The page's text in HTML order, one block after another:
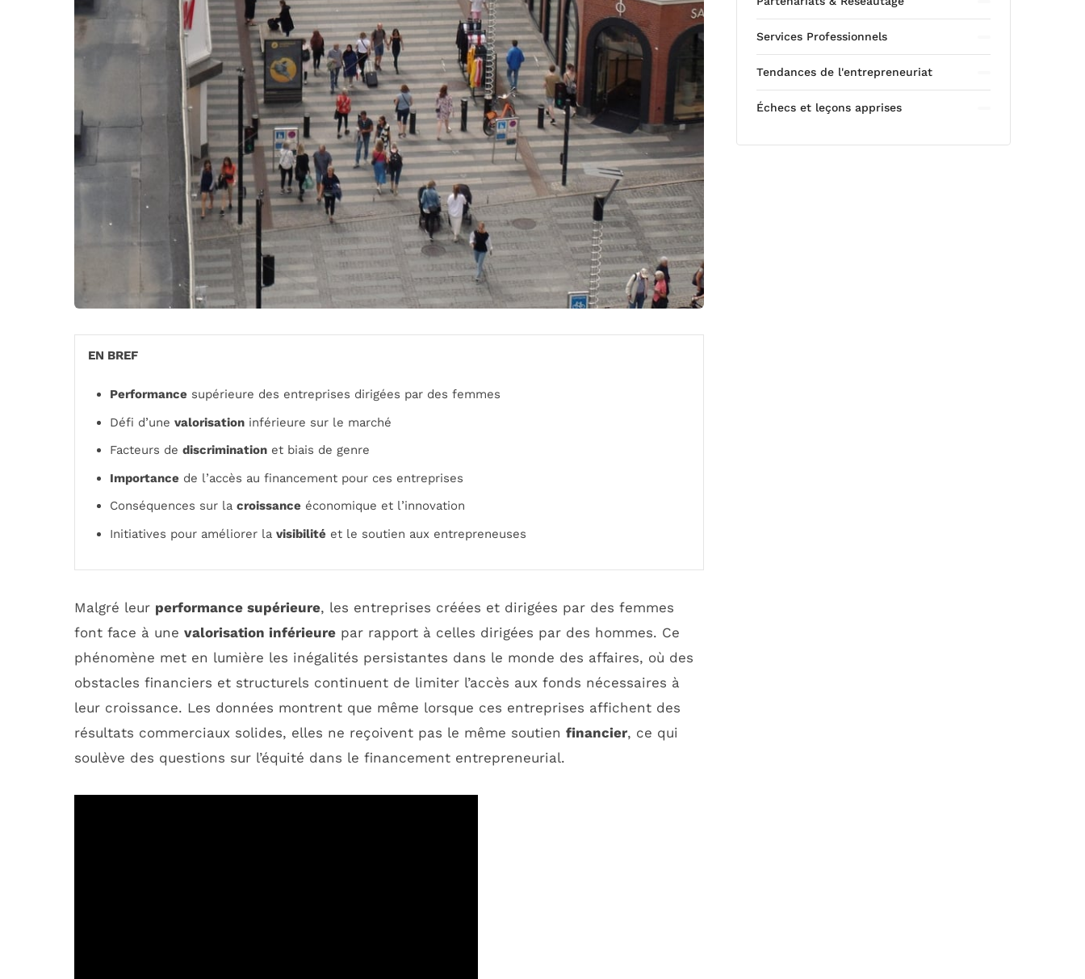
EN BREF
Performance supérieure des entreprises dirigées par des femmes
Défi d’une valorisation inférieure sur le marché
Facteurs de discrimination et biais de genre
Importance de l’accès au financement pour ces entreprises
Conséquences sur la croissance économique et l’innovation
Initiatives pour améliorer la visibilité et le soutien aux entrepreneuses
Malgré leur performance supérieure, les entreprises créées et dirigées par des femmes
font face à une valorisation inférieure par rapport à celles dirigées par des hommes. Ce
phénomène met en lumière les inégalités persistantes dans le monde des affaires, où des
obstacles financiers et structurels continuent de limiter l’accès aux fonds nécessaires à
leur croissance. Les données montrent que même lorsque ces entreprises affichent des
résultats commerciaux solides, elles ne reçoivent pas le même soutien financier, ce qui
soulève des questions sur l’équité dans le financement entrepreneurial.
Services Professionnels
Tendances de l'entrepreneuriat
Échecs et leçons apprises